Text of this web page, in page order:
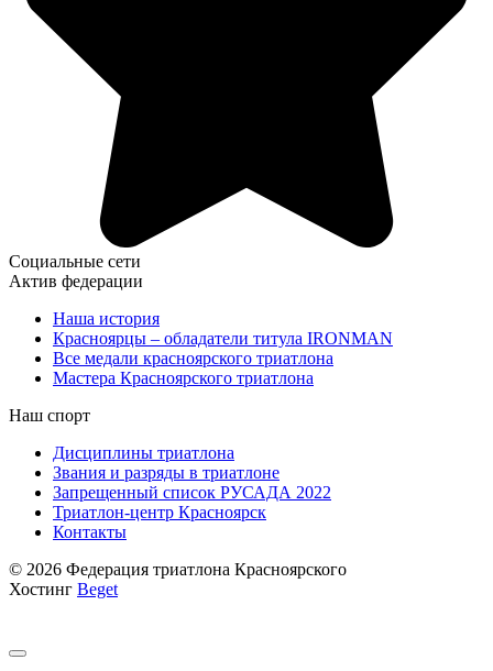
Социальные сети
Актив федерации
Наша история
Красноярцы – обладатели титула IRONMAN
Все медали красноярского триатлона
Мастера Красноярского триатлона
Наш спорт
Дисциплины триатлона
Звания и разряды в триатлоне
Запрещенный список РУСАДА 2022
Триатлон-центр Красноярск
Контакты
© 2026 Федерация триатлона Красноярского
Хостинг Beget